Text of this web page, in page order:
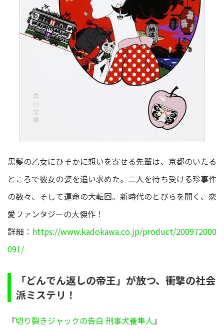
黒髪の乙女にひそかに想いを寄せる先輩は、京都のいたる
ところで彼女の姿を追い求めた。二人を待ち受ける珍事件
の数々、そして運命の大転回。新時代のとびらを開く、恋
愛ファンタジーの大傑作！
詳細： https://www.kadokawa.co.jp/product/200972000
091/
「どんでん返しの帝王」が放つ、衝撃の社会
派ミステリ！
『切り裂きジャックの告白 刑事犬養隼人』